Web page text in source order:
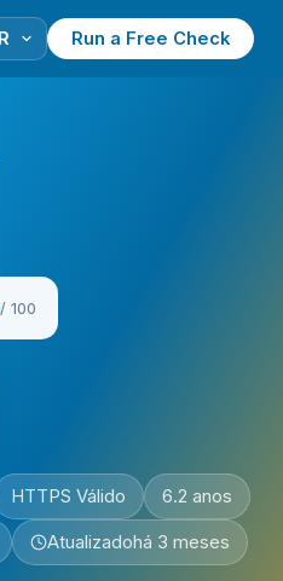
Run a Free Check
/ 100
HTTPS Válido 6.2 anos
Atualizadohá 3 meses